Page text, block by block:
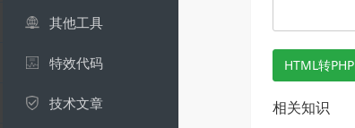
其他工具
特效代码
技术文章
HTML转PHP
相关知识